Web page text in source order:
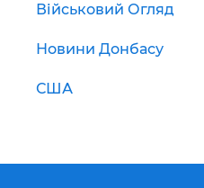
Військовий Огляд
Новини Донбасу
США